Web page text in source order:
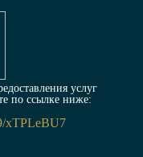
услуг
по ссылке ниже:
xTPLeBU7